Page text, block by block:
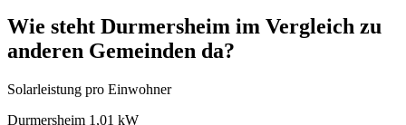
Wie steht Durmersheim im Vergleich zu
anderen Gemeinden da?
Solarleistung pro Einwohner
Durmersheim 1,01 kW